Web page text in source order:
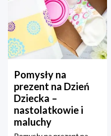
Pomysły na
prezent na Dzień
Dziecka –
nastolatkowie i
maluchy